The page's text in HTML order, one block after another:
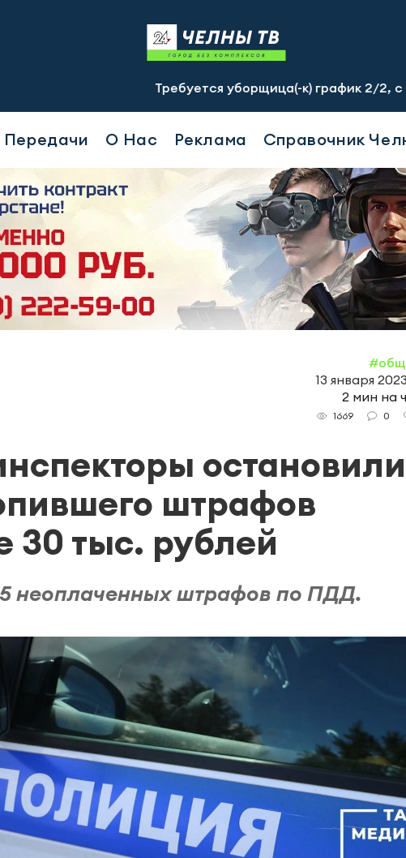
Требуется уборщица(-к) график 2/2, с 07.00 до
Передачи О Нас Реклама Справочник
13 января
2 мин на
1669 0
остановили
штрафов
30 тыс. рублей
неоплаченных штрафов по ПДД.